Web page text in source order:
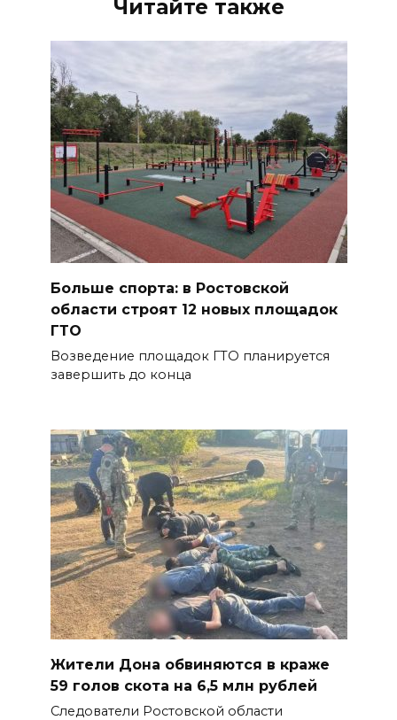
Читайте также
Больше спорта: в Ростовской
области строят 12 новых площадок
ГТО
Возведение площадок ГТО планируется
завершить до конца
Жители Дона обвиняются в краже
59 голов скота на 6,5 млн рублей
Следователи Ростовской области